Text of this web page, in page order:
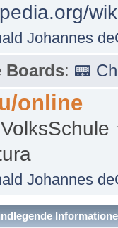
Johannes
Boards: 📟
online
Johannes